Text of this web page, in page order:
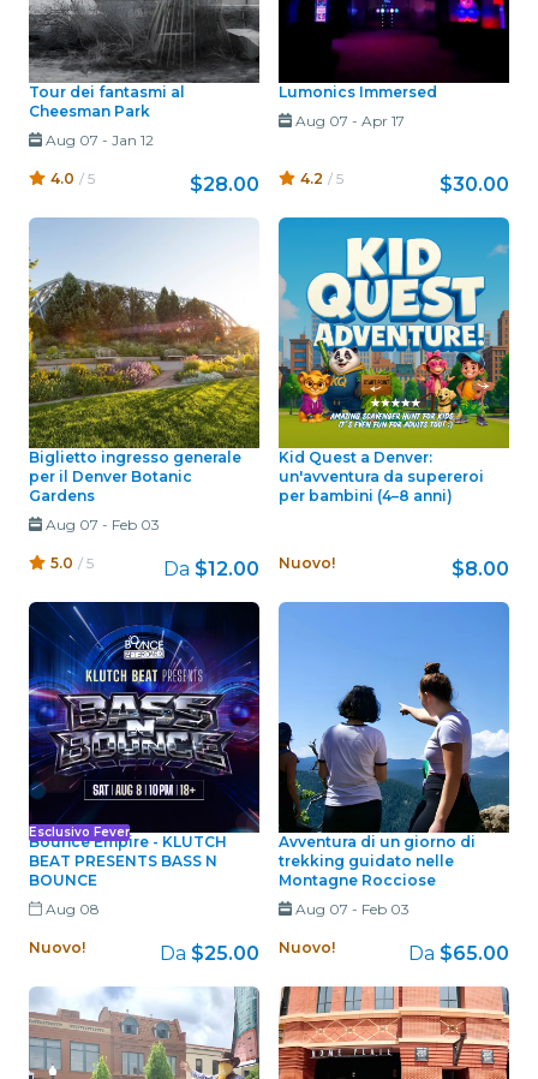
Tour dei fantasmi al
Cheesman Park
Aug 07 - Jan 12
4.0 / 5 $28.00
Lumonics Immersed
Aug 07 - Apr 17
4.2 / 5 $30.00
Biglietto ingresso generale
per il Denver Botanic
Gardens
Aug 07 - Feb 03
5.0 / 5 Da $12.00
Kid Quest a Denver:
un'avventura da supereroi
per bambini (4–8 anni)
Nuovo! $8.00
Esclusivo Fever
Bounce Empire - KLUTCH
BEAT PRESENTS BASS N
BOUNCE
Aug 08
Nuovo! Da $25.00
Avventura di un giorno di
trekking guidato nelle
Montagne Rocciose
Aug 07 - Feb 03
Nuovo! Da $65.00